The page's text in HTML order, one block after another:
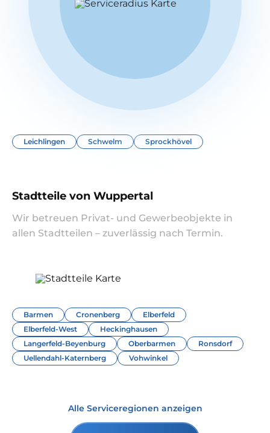
Leichlingen Schwelm Sprockhövel
Stadtteile von Wuppertal
Wir betreuen Privat- und Gewerbeobjekte in
allen Stadtteilen – zuverlässig nach Termin.
Barmen Cronenberg
Elberfeld
Elberfeld-West
Heckinghausen
Langerfeld-Beyenburg
Oberbarmen
Ronsdorf
Uellendahl-Katernberg
Vohwinkel
Alle Serviceregionen anzeigen